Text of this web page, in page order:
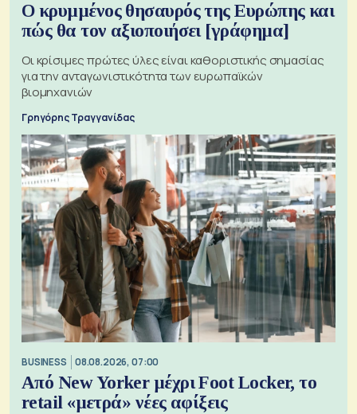
Ο κρυμμένος θησαυρός της Ευρώπης και
πώς θα τον αξιοποιήσει [γράφημα]
Οι κρίσιμες πρώτες ύλες είναι καθοριστικής σημασίας
για την ανταγωνιστικότητα των ευρωπαϊκών
βιομηχανιών
Γρηγόρης Τραγγανίδας
BUSINESS 08.08.2026, 07:00
Από New Yorker μέχρι Foot Locker, το
retail «μετρά» νέες αφίξεις